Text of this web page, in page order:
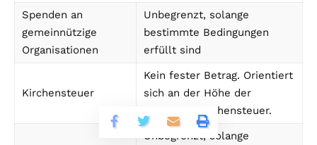
Spenden an
gemeinnützige
Organisationen
Unbegrenzt, solange
bestimmte Bedingungen
erfüllt sind
Kirchensteuer
Kein fester Betrag. Orientiert
sich an der Höhe der
gezahlten Kirchensteuer.
Unbegrenzt, solange